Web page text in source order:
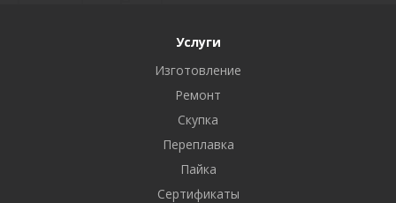
Услуги
Изготовление
Ремонт
Скупка
Переплавка
Пайка
Сертификаты